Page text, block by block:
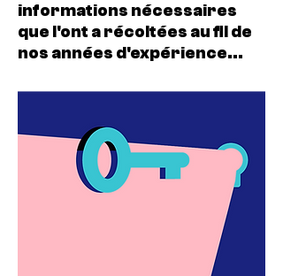
informations nécessaires
que l'ont a récoltées au fil de
nos années d'expérience...